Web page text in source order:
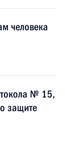
человека
№ 15,
защите